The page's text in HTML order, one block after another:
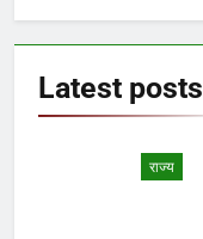
Latest posts
राज्य